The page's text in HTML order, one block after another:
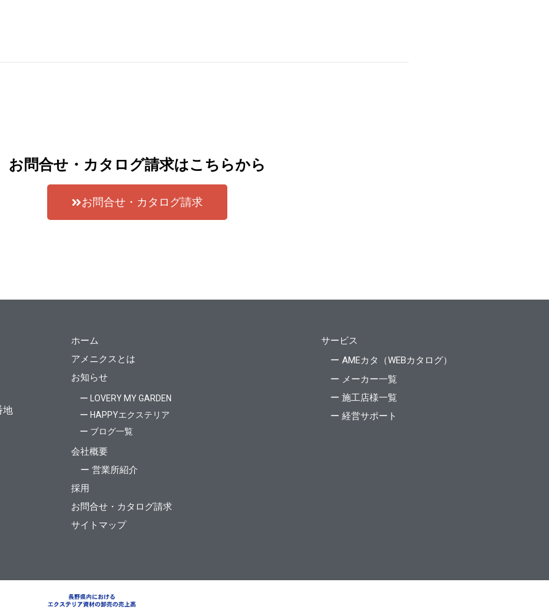
お問合せ・カタログ請求はこちらから
お問合せ・カタログ請求
地
ホーム
アメニクスとは
お知らせ
ー LOVERY MY GARDEN
ー HAPPYエクステリア
ー ブログ一覧
会社概要
ー 営業所紹介
採用
お問合せ・カタログ請求
サイトマップ
サービス
ー AMEカタ（WEBカタログ）
ー メーカー一覧
ー 施工店様一覧
ー 経営サポート